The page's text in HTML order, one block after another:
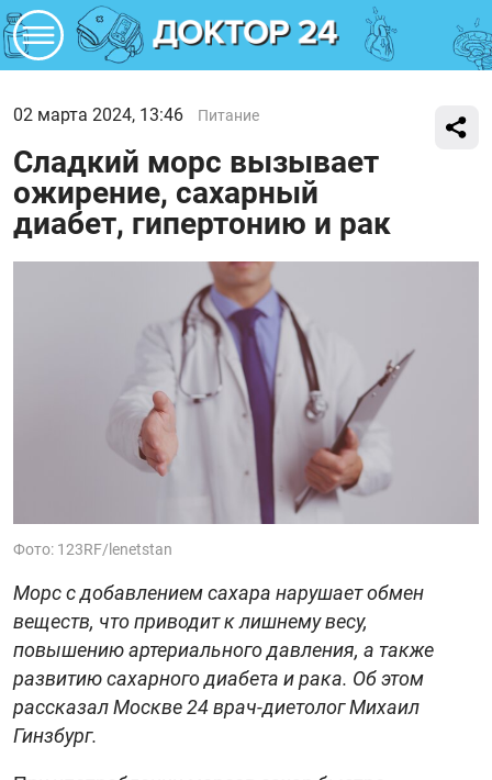
02 марта 2024, 13:46 Питание
Сладкий морс вызывает
ожирение, сахарный
диабет, гипертонию и рак
Фото: 123RF/lenetstan
Морс с добавлением сахара нарушает обмен
веществ, что приводит к лишнему весу,
повышению артериального давления, а также
развитию сахарного диабета и рака. Об этом
рассказал Москве 24 врач-диетолог Михаил
Гинзбург.